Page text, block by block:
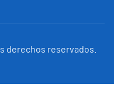
derechos reservados.